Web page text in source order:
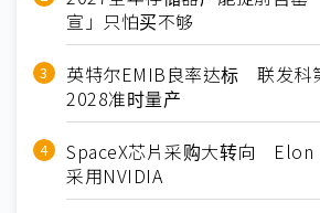
宣」只怕买不够
英特尔EMIB良率达标 联发科
2028准时量产
SpaceX芯片采购大转向 Elon
采用NVIDIA